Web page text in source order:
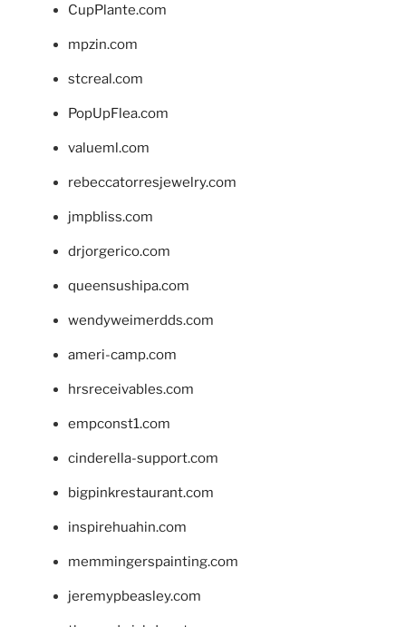
CupPlante.com
mpzin.com
stcreal.com
PopUpFlea.com
valueml.com
rebeccatorresjewelry.com
jmpbliss.com
drjorgerico.com
queensushipa.com
wendyweimerdds.com
ameri-camp.com
hrsreceivables.com
empconst1.com
cinderella-support.com
bigpinkrestaurant.com
inspirehuahin.com
memmingerspainting.com
jeremypbeasley.com